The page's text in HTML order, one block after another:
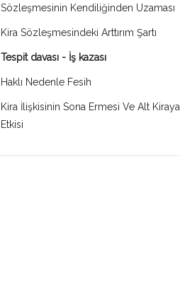
Sözleşmesinin Kendiliğinden Uzaması
Kira Sözleşmesindeki Arttırım Şartı
Tespit davası - İş kazası
Haklı Nedenle Fesih
Kira İlişkisinin Sona Ermesi Ve Alt Kiraya
Etkisi